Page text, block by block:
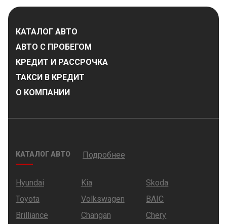
КАТАЛОГ АВТО
АВТО С ПРОБЕГОМ
КРЕДИТ И РАССРОЧКА
ТАКСИ В КРЕДИТ
О КОМПАНИИ
КАТАЛОГ АВТО Подробнее
Hyundai Kia
Skoda
Toyota
Volkswagen
BAIC
Brilliance
Changan
Chery